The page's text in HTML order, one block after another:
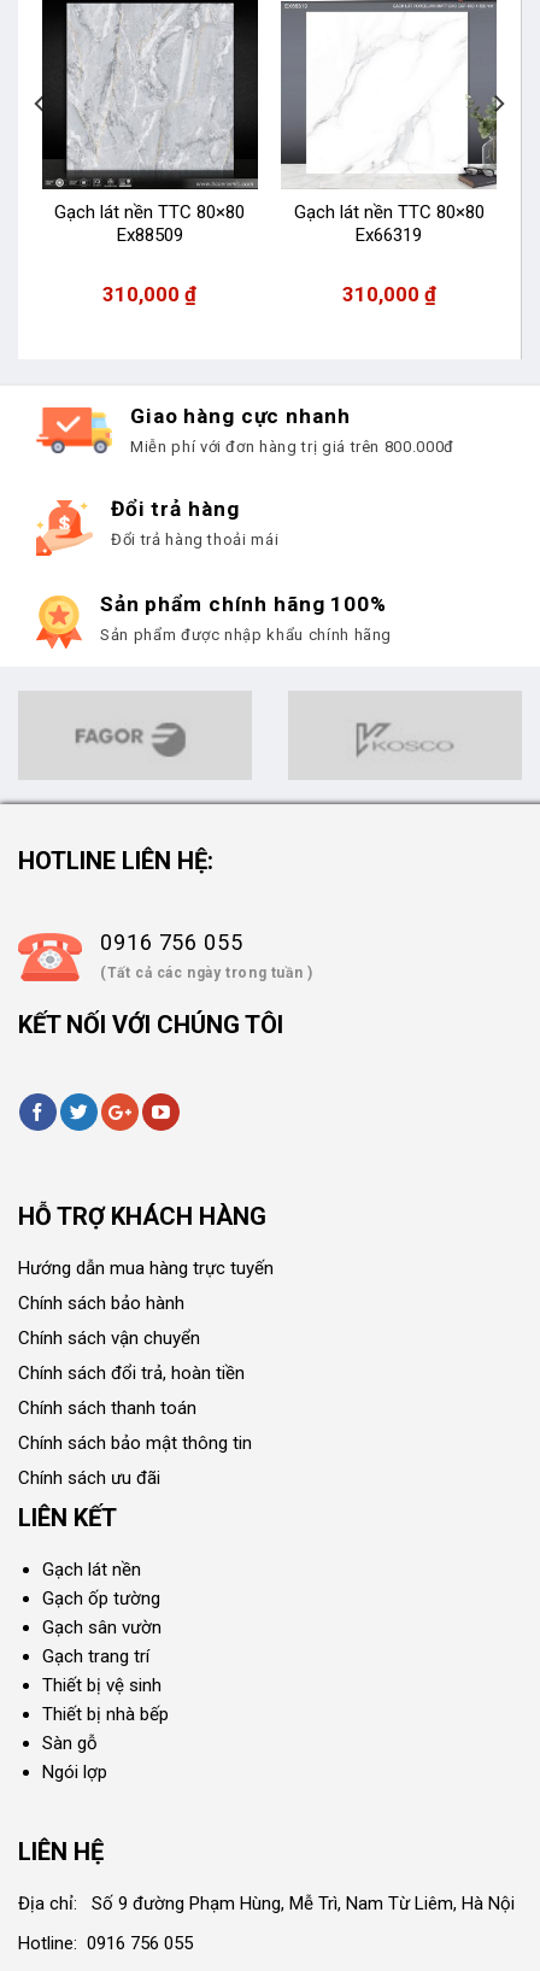
Gạch lát nền TTC 80×80
Ex88509
310,000₫
Gạch lát nền TTC 80×80
Ex66319
310,000 ₫
Giao hàng cực nhanh
Miễn phí với đơn hàng trị giá trên 800.000đ
Đổi trả hàng
Đổi trả hàng thoải mái
Sản phẩm chính hãng 100%
Sản phẩm được nhập khẩu chính hãng
HOTLINE LIÊN HỆ:
0916 756 055
(Tất cả các ngày trong tuần )
KẾT NỐI VỚI CHÚNG TÔI
HỖ TRỢ KHÁCH HÀNG
Hướng dẫn mua hàng trực tuyến
Chính sách bảo hành
Chính sách vận chuyển
Chính sách đổi trả, hoàn tiền
Chính sách thanh toán
Chính sách bảo mật thông tin
Chính sách ưu đãi
LIÊN KẾT
Gạch lát nền
Gạch ốp tường
Gạch sân vườn
Gạch trang trí
Thiết bị vệ sinh
Thiết bị nhà bếp
Sàn gỗ
Ngói lợp
LIÊN HỆ
Địa chỉ: Số 9 đường Phạm Hùng, Mễ Trì, Nam Từ Liêm, Hà Nội
Hotline: 0916 756 055